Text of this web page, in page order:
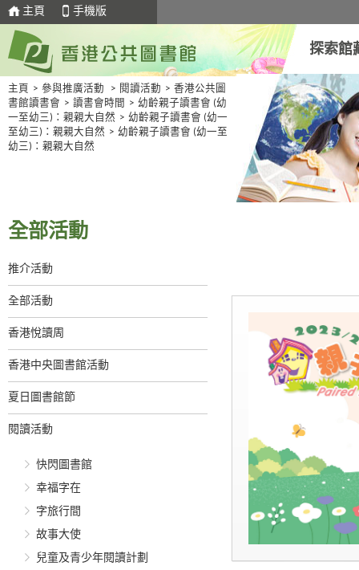
主頁 手機版
探索館
主頁 > 參與推廣活動 > 閱讀活動 > 香港公共圖
書館讀書會 > 讀書會時間 > 幼齡親子讀書會 (幼
一至幼三)：親親大自然 > 幼齡親子讀書會 (幼一
至幼三)：親親大自然 > 幼齡親子讀書會 (幼一至
幼三)：親親大自然
全部活動
推介活動
全部活動
香港悅讀周
香港中央圖書館活動
夏日圖書館節
閱讀活動
快閃圖書館
幸福字在
字旅行間
故事大使
兒童及青少年閱讀計劃